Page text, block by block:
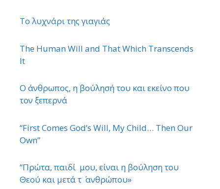
Το λυχνάρι της γιαγιάς
The Human Will and That Which Transcends
It
Ο άνθρωπος, η βούλησή του και εκείνο που
τον ξεπερνά
“First Comes God’s Will, My Child… Then Our
Own”
“Πρώτα, παιδί μου, είναι η βούληση του
Θεού και μετά τ ΄ ανθρώπου»